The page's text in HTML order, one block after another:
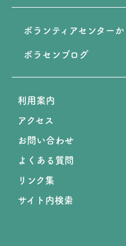
ボランティアセンター
ボラセンブログ
利用案内
アクセス
お問い合わせ
よくある質問
リンク集
サイト内検索